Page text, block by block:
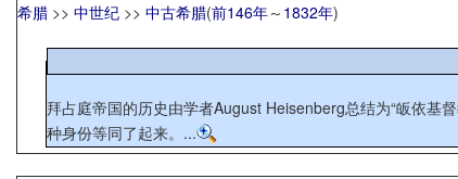
希腊 >> 中世纪 >> 中古希腊(前146年～ 1832年)
拜占庭帝国的历史由学者August Heisenberg总结为“皈依基
种身份等同了起来。...